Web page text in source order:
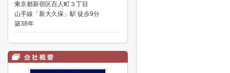
東京都新宿区百人町３丁目
山手線「新大久保」駅 徒歩9分
築38年